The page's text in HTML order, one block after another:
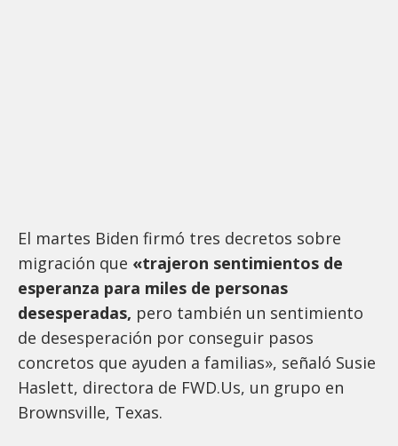
El martes Biden firmó tres decretos sobre
migración que «trajeron sentimientos de
esperanza para miles de personas
desesperadas, pero también un sentimiento
de desesperación por conseguir pasos
concretos que ayuden a familias», señaló Susie
Haslett, directora de FWD.Us, un grupo en
Brownsville, Texas.